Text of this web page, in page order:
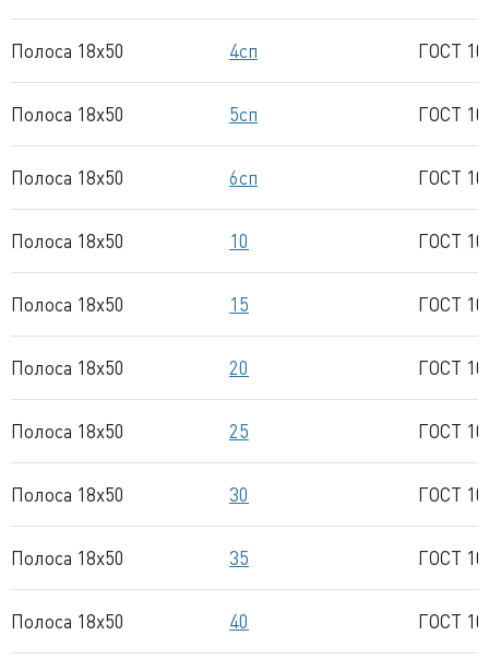
Полоса 18x50 4сп ГОСТ
Полоса 18x50 5сп ГОСТ
Полоса 18x50 6сп ГОСТ
Полоса 18x50 10 ГОСТ
Полоса 18x50 15 ГОСТ
Полоса 18x50 20 ГОСТ
Полоса 18x50 25 ГОСТ
Полоса 18x50 30 ГОСТ
Полоса 18x50 35 ГОСТ
Полоса 18x50 40 ГОСТ